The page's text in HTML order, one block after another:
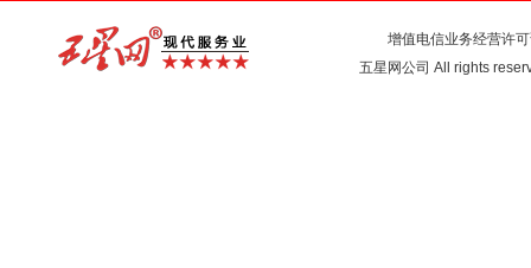
增值电信业务经营许
五星网公司 All rights